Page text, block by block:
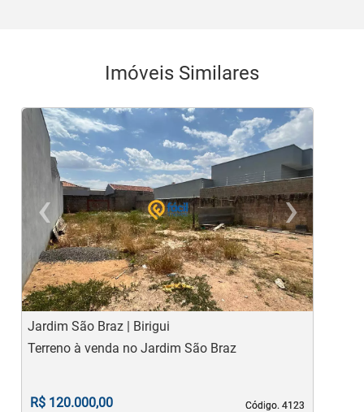
Imóveis Similares
‹
Previous
›
Jardim São Braz | Birigui
Código. 4123
Código. 4123
Terreno à venda no Jardim São Braz
R$ 120.000,00